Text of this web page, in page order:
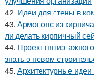
42. Идеи для стены в
43. Армопояс из
ли делать кирпичный
44. Проект
знать о новом
45. Архитектурные